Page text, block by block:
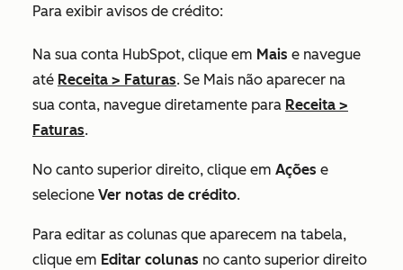
Para exibir avisos de crédito:
Na sua conta HubSpot, clique em Mais e navegue
até Receita > Faturas. Se Mais não aparecer na
sua conta, navegue diretamente para Receita >
Faturas.
No canto superior direito, clique em Ações e
selecione Ver notas de crédito.
Para editar as colunas que aparecem na tabela,
clique em Editar colunas no canto superior direito